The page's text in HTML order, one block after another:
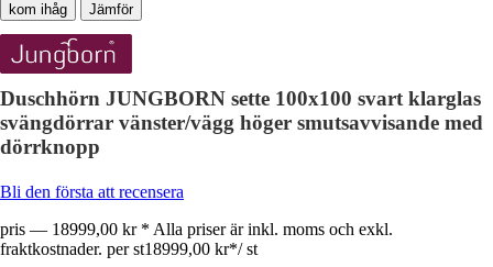
Jämför
Duschhörn JUNGBORN sette 100x100 svart klarglas
svängdörrar vänster/vägg höger smutsavvisande med
dörrknopp
Bli den första att recensera
pris — 18999,00 kr * Alla priser är inkl. moms och exkl.
fraktkostnader. per st18999,00 kr*/ st